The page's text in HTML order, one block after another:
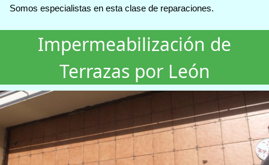
Somos especialistas en esta clase de reparaciones.
Impermeabilización de
Terrazas por León